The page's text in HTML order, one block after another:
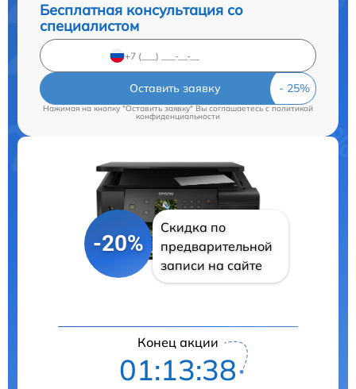
Бесплатная консультация со
специалистом
Оставить заявку
Нажимая на кнопку "Оставить заявку" Вы соглашаетесь cполитикой
конфиденциальности
-20%
Скидка по
предварительной
записи на сайте
Конец акции
01:13:37